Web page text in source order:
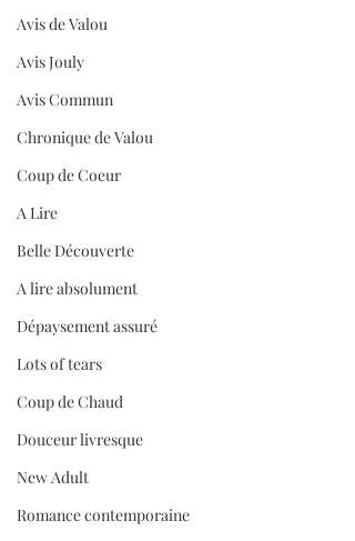
Avis de Valou
Avis Jouly
Avis Commun
Chronique de Valou
Coup de Coeur
A Lire
Belle Découverte
A lire absolument
Dépaysement assuré
Lots of tears
Coup de Chaud
Douceur livresque
New Adult
Romance contemporaine